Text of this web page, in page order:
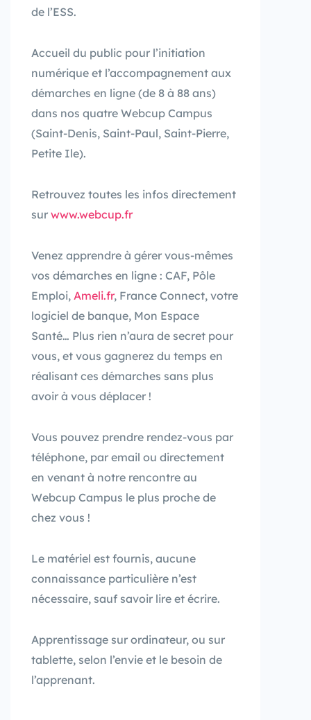
de l’ESS.
Accueil du public pour l’initiation
numérique et l’accompagnement aux
démarches en ligne (de 8 à 88 ans)
dans nos quatre Webcup Campus
(Saint-Denis, Saint-Paul, Saint-Pierre,
Petite Ile).
Retrouvez toutes les infos directement
sur www.webcup.fr
Venez apprendre à gérer vous-mêmes
vos démarches en ligne : CAF, Pôle
Emploi, Ameli.fr, France Connect, votre
logiciel de banque, Mon Espace
Santé… Plus rien n’aura de secret pour
vous, et vous gagnerez du temps en
réalisant ces démarches sans plus
avoir à vous déplacer !
Vous pouvez prendre rendez-vous par
téléphone, par email ou directement
en venant à notre rencontre au
Webcup Campus le plus proche de
chez vous !
Le matériel est fournis, aucune
connaissance particulière n’est
nécessaire, sauf savoir lire et écrire.
Apprentissage sur ordinateur, ou sur
tablette, selon l’envie et le besoin de
l’apprenant.